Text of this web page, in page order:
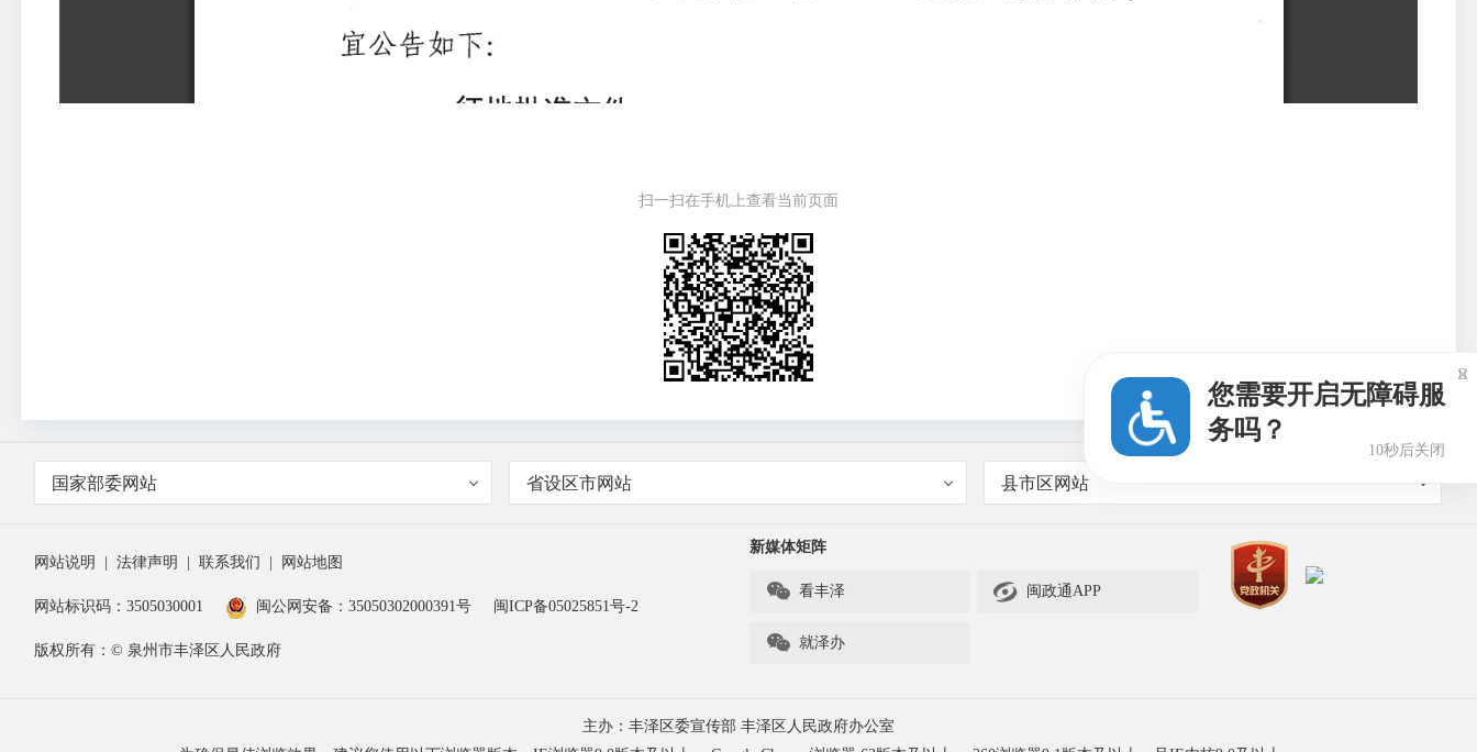
扫一扫在手机上查看当前页面
国家部委网站 省设区市网站 县市区网站
网站说明 法律声明 联系我们 网站地图
网站标识码：3505030001 闽公网安备：35050302000391号 闽ICP备05025851号-2
版权所有：© 泉州市丰泽区人民政府
新媒体矩阵
 看丰泽  闽政通APP
 就泽办
主办：丰泽区委宣传部 丰泽区人民政府办公室
您需要开启无障碍服
务吗？
9秒后关闭
